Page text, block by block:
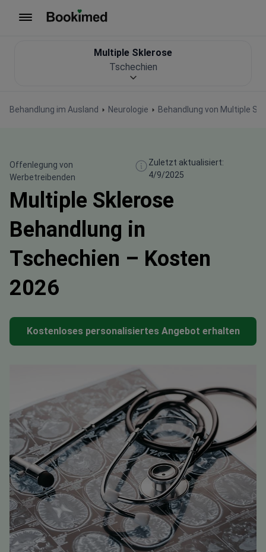
Behandlung im Ausland Neurologie Behandlung von Multiple
Multiple Sklerose
Tschechien
Offenlegung von
Werbetreibenden
Zuletzt aktualisiert:
4/9/2025
Multiple Sklerose
Behandlung in
Tschechien – Kosten
2026
Kostenloses personalisiertes Angebot erhalten